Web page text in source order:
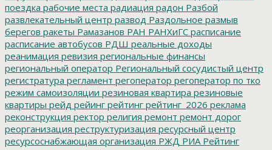
поездка рабочие места радиация радон Разбой
развлекательный центр развод Раздольное размыв
берегов ракеты Рамазанов РАН РАНХиГС расписание
расписание автобусов РДШ реальные доходы
реанимация ревизия региональные финансы
региональный оператор Региональный сосудистый центр
регистратура регламент регоператор регоператор по тко
режим самоизоляции резиновая квартира резиновые
квартиры рейд рейинг рейтинг рейтинг_2026 реклама
реконструкция ректор религия ремонт ремонт дорог
реорганизация реструктуризация ресурсный центр
ресурсоснабжающая организация РЖД РИА Рейтинг